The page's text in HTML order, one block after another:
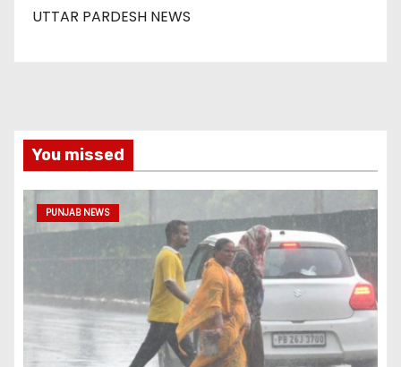
UTTAR PARDESH NEWS
You missed
PUNJAB NEWS